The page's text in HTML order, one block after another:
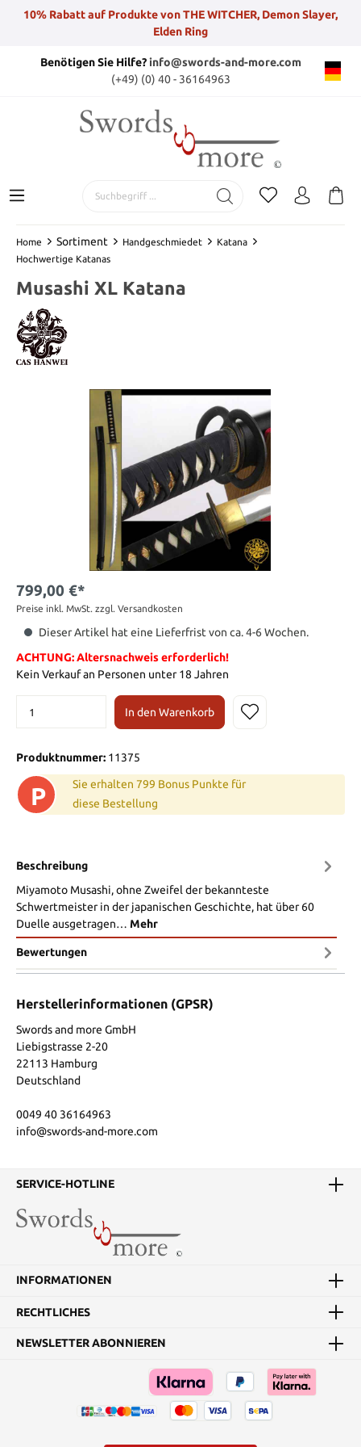
10% Rabatt auf Produkte von THE WITCHER, Demon Slayer,
Elden Ring
Benötigen Sie Hilfe?info@swords-and-more.com
(+49) (0) 40 - 36164963
Home Sortiment Handgeschmiedet
Katana
Hochwertige Katanas
Musashi XL Katana
799,00 €*
Preise inkl. MwSt. zzgl. Versandkosten
Dieser Artikel hat eine Lieferfrist von ca. 4-6 Wochen.
ACHTUNG: Altersnachweis erforderlich!
Kein Verkauf an Personen unter 18 Jahren
In den Warenkorb
Produktnummer: 11375
P
Sie erhalten 799 Bonus Punkte für
diese Bestellung
Beschreibung
Miyamoto Musashi, ohne Zweifel der bekannteste
Schwertmeister in der japanischen Geschichte, hat über 60
Duelle ausgetragen… Mehr
Bewertungen
Herstellerinformationen (GPSR)
Swords and more GmbH
Liebigstrasse 2-20
22113 Hamburg
Deutschland
0049 40 36164963
info@swords-and-more.com
SERVICE-HOTLINE
INFORMATIONEN
RECHTLICHES
NEWSLETTER ABONNIEREN